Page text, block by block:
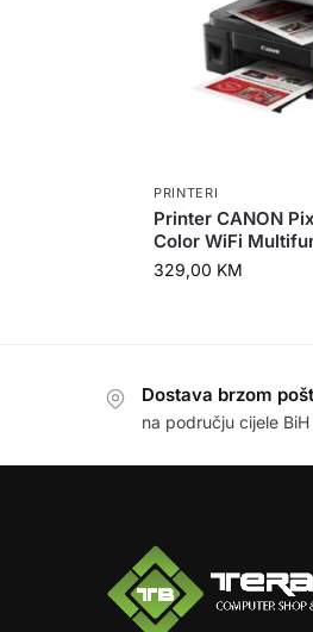
PRINTERI
Printer CANON
Color WiFi
329,00 KM
Dostava brzom
na području cijele BiH